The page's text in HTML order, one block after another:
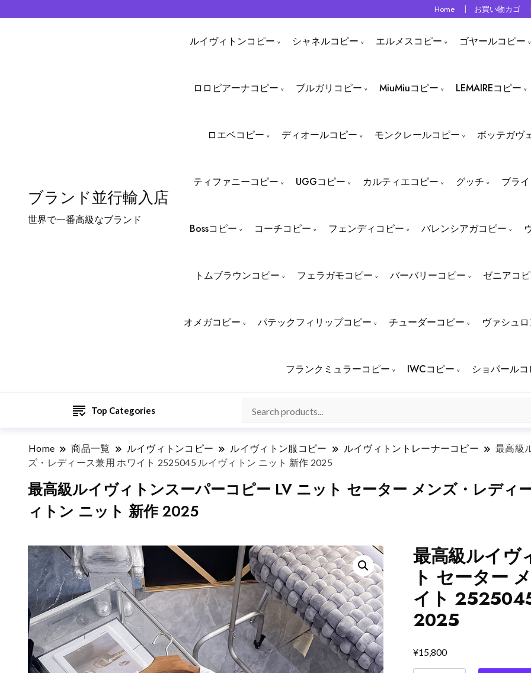
Home お買い物カゴ
ブランド並行輸入店
世界で一番高級なブランド
ルイヴィトンコピー シャネルコピー エルメスコピー ゴヤールコピー
ロロピアーナコピー ブルガリコピー MiuMiuコピー LEMAIREコピー
ロエベコピー ディオールコピー モンクレールコピー ボッテガヴ
ティファニーコピー UGGコピー カルティエコピー グッチ ブラ
Bossコピー コーチコピー フェンディコピー バレンシアガコピー
トムブラウンコピー フェラガモコピー バーバリーコピー ゼニアコ
オメガコピー パテックフィリップコピー チューダーコピー ヴァシュ
フランクミュラーコピー IWCコピー ショパール
Top Categories
Home 商品一覧 ルイヴィトンコピー ルイヴィトン服コピー ルイヴィトントレーナーコピー
最高級
ズ・レディース兼用 ホワイト 2525045 ルイヴィトン ニット 新作 2025
最高級ルイヴィトンスーパーコピー LV ニット セーター メンズ・レデ
ィトン ニット 新作 2025
最高級ルイヴ
ト セーター
イト
2025
¥15,800